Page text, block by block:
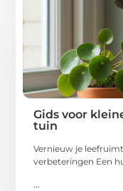
Gids voor
tuin
Vernieuw je
verbeteringen Een
...